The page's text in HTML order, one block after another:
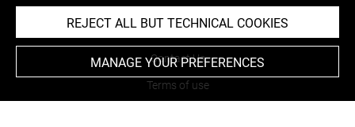
About
Contact Us
Terms of use
REJECT ALL BUT TECHNICAL COOKIES
MANAGE YOUR PREFERENCES